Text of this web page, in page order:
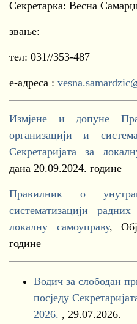
Секретарка: Весна
звање:
тел: 031//353-487
е-адреса :
Измјене и допуне
организацији и
Секретаријата за
дана 20.09.2024. године
Правилник о
систематизацији
локалну самоуправу,
године
Водич за слободан
посједу
2026. , 29.07.2026.